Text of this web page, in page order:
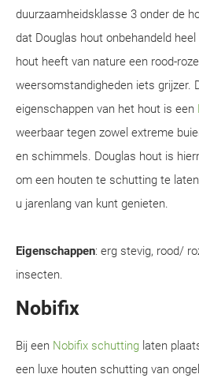
duurzaamheidsklasse 3 onder de
dat Douglas hout onbehandeld
hout heeft van nature een rood-
weersomstandigheden iets grijzer.
eigenschappen van het hout is een
weerbaar tegen zowel extreme
en schimmels. Douglas hout is
om een houten te schutting te
u jarenlang van kunt genieten.
Eigenschappen: erg stevig, rood/
insecten.
Nobifix
Bij een Nobifix schutting laten
een luxe houten schutting van